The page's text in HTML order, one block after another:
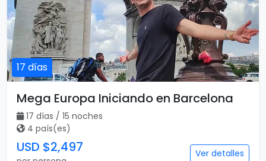
USD $2,255
por persona
Ver detalles
17 días
Destacado Vuelo incluido